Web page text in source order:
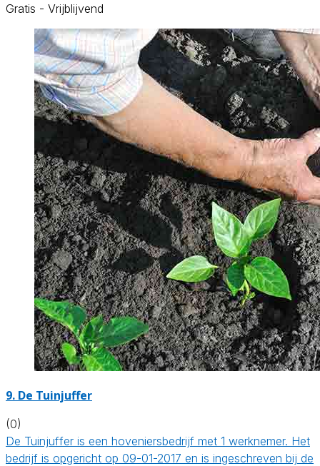
Gratis - Vrijblijvend
9. De Tuinjuffer
(0)
De Tuinjuffer is een hoveniersbedrijf met 1 werknemer. Het
bedrijf is opgericht op 09-01-2017 en is ingeschreven bij de